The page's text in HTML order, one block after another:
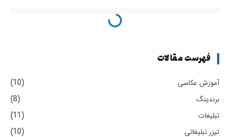
فهرست مقالات
آموزش عکاسی
(10)
برندینگ
(8)
تبلیغات
(11)
تیزر تبلیغاتی
(10)